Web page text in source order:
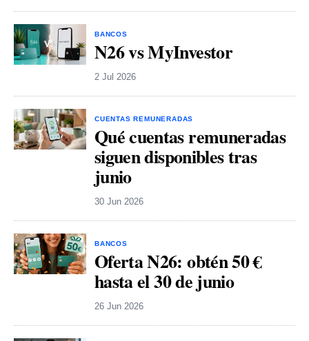
BANCOS
N26 vs MyInvestor
2 Jul 2026
CUENTAS REMUNERADAS
Qué cuentas remuneradas
siguen disponibles tras
junio
30 Jun 2026
BANCOS
Oferta N26: obtén 50 €
hasta el 30 de junio
26 Jun 2026